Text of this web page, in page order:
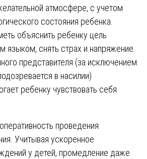
атмосфере, с учетом
состояния ребенка.
объяснить ребенку цель
языком, снять страх и напряжение.
представителя (за исключением
в насилии)
ребенку чувствовать себя
проведения
Учитывая ускоренное
у детей, промедление даже